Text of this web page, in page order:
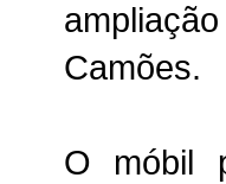
Camões.
O móbil